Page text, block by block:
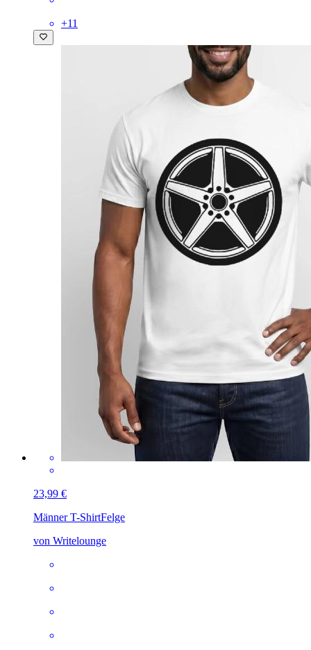
+11
23,99 €
Männer T-ShirtFelge
von Writelounge